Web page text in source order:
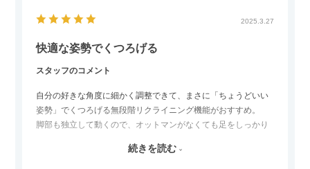
2025.3.27
快適な姿勢でくつろげる
スタッフのコメント
自分の好きな角度に細かく調整できて、まさに「ちょうどいい
姿勢」でくつろげる無段階リクライニング機能がおすすめ。
脚部も独立して動くので、オットマンがなくても足をしっかり
スマホやタブレットを充電しながらリラックスできるのが嬉し
続きを読む